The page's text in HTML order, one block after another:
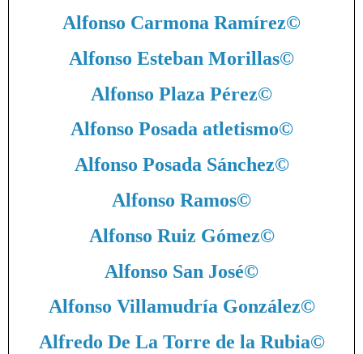
Alfonso Carmona Ramírez©
Alfonso Esteban Morillas©
Alfonso Plaza Pérez©
Alfonso Posada atletismo©
Alfonso Posada Sánchez©
Alfonso Ramos©
Alfonso Ruiz Gómez©
Alfonso San José©
Alfonso Villamudría González©
Alfredo De La Torre de la Rubia©